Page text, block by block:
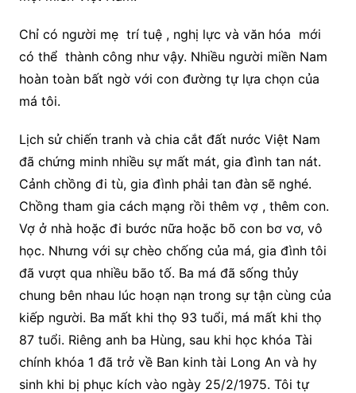
Chỉ có người mẹ trí tuệ , nghị lực và văn hóa mới
có thể thành công như vậy. Nhiều người miền Nam
hoàn toàn bất ngờ với con đường tự lựa chọn của
má tôi.
Lịch sử chiến tranh và chia cắt đất nước Việt Nam
đã chứng minh nhiều sự mất mát, gia đình tan nát.
Cảnh chồng đi tù, gia đình phải tan đàn sẽ nghé.
Chồng tham gia cách mạng rồi thêm vợ , thêm con.
Vợ ở nhà hoặc đi bước nữa hoặc bõ con bơ vơ, vô
học. Nhưng với sự chèo chống của má, gia đình tôi
đã vượt qua nhiều bão tố. Ba má đã sống thủy
chung bên nhau lúc hoạn nạn trong sự tận cùng của
kiếp người. Ba mất khi thọ 93 tuổi, má mất khi thọ
87 tuổi. Riêng anh ba Hùng, sau khi học khóa Tài
chính khóa 1 đã trở về Ban kinh tài Long An và hy
sinh khi bị phục kích vào ngày 25/2/1975. Tôi tự